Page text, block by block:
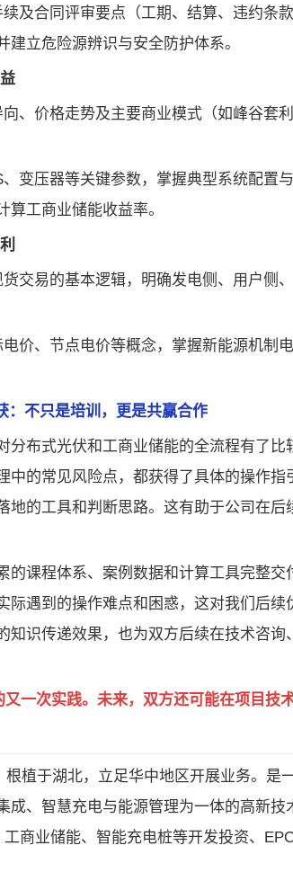
及合同评审要点（工期、结算、违约条
立危险源辨识与安全防护体系。
、价格走势及主要商业模式（如峰谷套
变压器等关键参数，掌握典型系统配置
工商业储能收益率。
交易的基本逻辑，明确发电侧、用户侧
价、节点电价等概念，掌握新能源机制
：不只是培训，更是共赢合作
分布式光伏和工商业储能的全流程有了比
的常见风险点，都获得了具体的操作指
地的工具和判断思路。这有助于公司在后
的课程体系、案例数据和计算工具完整交
遇到的操作难点和困惑，这对我们后续
识传递效果，也为双方后续在技术咨询
一次实践。未来，双方还可能在项目技
植于湖北，立足华中地区开展业务。是
成、智慧充电与能源管理为一体的高新技
商业储能、智能充电桩等开发投资、